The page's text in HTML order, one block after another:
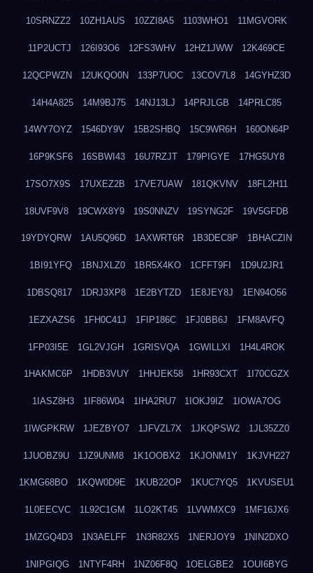
10SRNZZ2 10ZH1AUS 10ZZI8A5 1103WHO1 11MGVORK
11P2UCTJ 126I93O6 12FS3WHV 12HZ1JWW 12K469CE
12QCPWZN 12UKQO0N 133P7UOC 13COV7L8 14GYHZ3D
14H4A825 14M9BJ75 14NJ13LJ 14PRJLGB 14PRLC85
14WY7OYZ 1546DY9V 15B2SHBQ 15C9WR6H 160ON64P
16P9KSF6 16SBWI43 16U7RZJT 179PIGYE 17HG5UY8
17SO7X9S 17UXEZ2B 17VE7UAW 181QKVNV 18FL2H11
18UVF9V8 19CWX8Y9 19S0NNZV 19SYNG2F 19V5GFDB
19YDYQRW 1AU5Q96D 1AXWRT6R 1B3DEC8P 1BHACZIN
1BI91YFQ 1BNJXLZ0 1BR5X4KO 1CFFT9FI 1D9U2JR1
1DBSQ817 1DRJ3XP8 1E2BYTZD 1E8JEY8J 1EN94O56
1EZXAZS6 1FH0C41J 1FIP186C 1FJ0BB6J 1FM8AVFQ
1FP03I5E 1GL2VJGH 1GRISVQA 1GWILLXI 1H4L4ROK
1HAKMC6P 1HDB3VUY 1HHJEK58 1HR93CXT 1I70CGZX
1IASZ8H3 1IF86W04 1IHA2RU7 1IOKJ9IZ 1IOWA7OG
1IWGPKRW 1JEZBYO7 1JFVZL7X 1JKQPSW2 1JL35ZZ0
1JUOBZ9U 1JZ9UNM8 1K1OOBX2 1KJONM1Y 1KJVH227
1KMG68BO 1KQW0D9E 1KUB22OP 1KUC7YQ5 1KVUSEU1
1L0EECVC 1L92C1GM 1LO2KT45 1LVWMXC9 1MF16JX6
1MZGQ4D3 1N3AELFF 1N3R82X5 1NERJOY9 1NIN2DXO
1NIPGIQG 1NTYF4RH 1NZ06F8Q 1OELGBE2 1OUI6BYG